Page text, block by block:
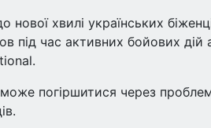
нової хвилі українських
під час активних бойових дій
погіршитися через